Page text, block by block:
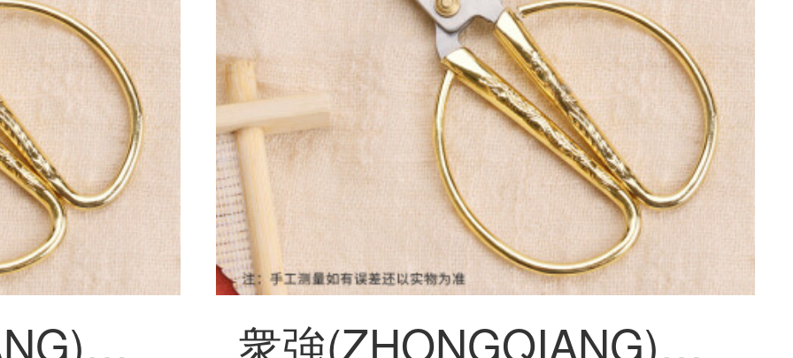
衆強(ZHONGQIANG)龍鳳ハサミ開業ハサミ家庭用ハサミ紙ステンレス金色小ハサミ先端結婚レトロハサミミニ1号龍鳳ハサミ 衆強(ZHONGQIANG)龍鳳ハサミ開業ハサミ家庭用ハサミ紙ステンレス金色小ハサミ先端結婚レトロハサミミニ1号龍鳳ハサミ